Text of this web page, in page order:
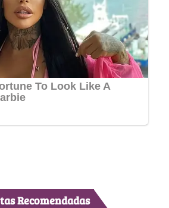
Recomendadas